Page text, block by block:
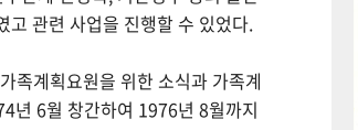
고 관련 사업을 진행할 수 있었다.
족계획요원을 위한 소식과 가족계
년 6월 창간하여 1976년 8월까지